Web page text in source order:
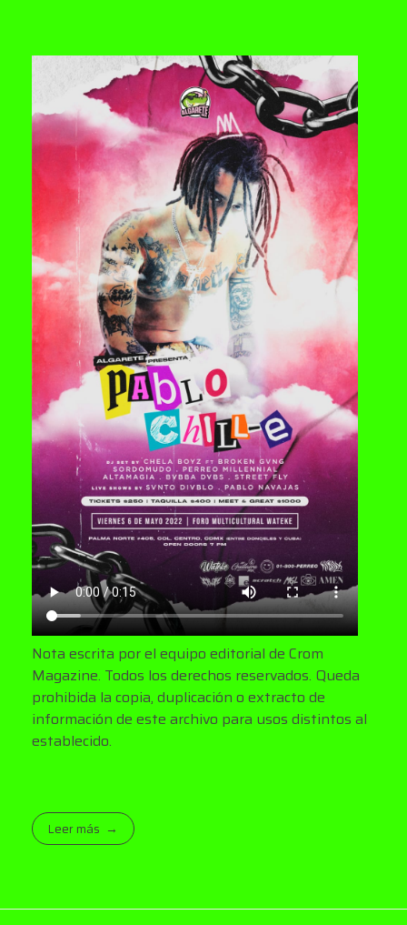
Nota escrita por el equipo editorial de Crom
Magazine. Todos los derechos reservados. Queda
prohibida la copia, duplicación o extracto de
información de este archivo para usos distintos al
establecido.
Leer más